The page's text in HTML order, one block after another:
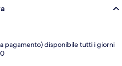
pagamento) disponibile tutti i giorni